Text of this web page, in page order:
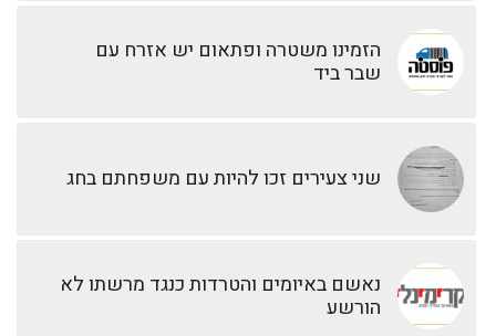
הזמינו משטרה ופתאום יש אזרח עם
שבר ביד
שני צעירים זכו להיות עם משפחתם בחג
נאשם באיומים והטרדות כנגד מרשתו לא
הורשע